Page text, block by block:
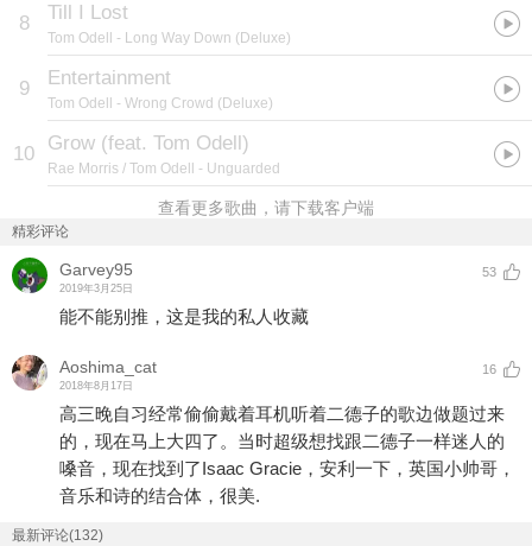
8 Till I Lost
Tom Odell - Long Way Down (Deluxe)
9 Entertainment
Tom Odell - Wrong Crowd (Deluxe)
10 Grow (feat. Tom Odell)
Rae Morris / Tom Odell - Unguarded
查看更多歌曲，请下载客户端
精彩评论
Garvey95
2019年3月25日
53
能不能别推，这是我的私人收藏
Aoshima_cat
2018年8月17日
16
高三晚自习经常偷偷戴着耳机听着二德子的歌边做题过来
的，现在马上大四了。当时超级想找跟二德子一样迷人的
嗓音，现在找到了Isaac Gracie，安利一下，英国小帅哥，
音乐和诗的结合体，很美.
最新评论(132)